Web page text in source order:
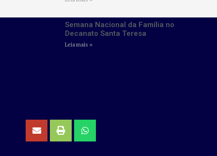
Semana Nacional da Família no
Decanato Santa Teresa
Leia mais »